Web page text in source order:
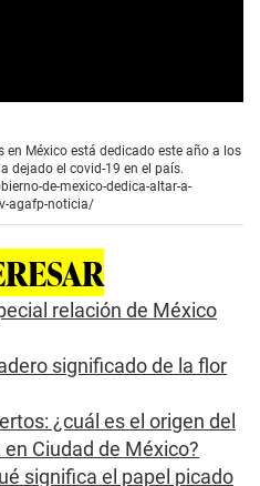
México está dedicado este año a los
dejado el covid-19 en el país.
de-mexico-dedica-altar-a-
agafp-noticia/
relación de México
significado de la flor
¿cuál es el origen del
Ciudad de México?
significa el papel picado